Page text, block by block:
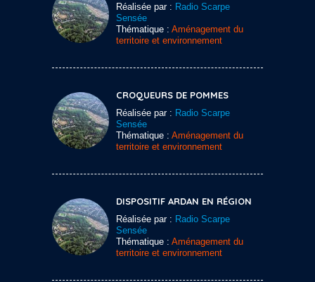
Réalisée par : Radio Scarpe
Sensée
Thématique : Aménagement du
territoire et environnement
CROQUEURS DE POMMES
Réalisée par : Radio Scarpe
Sensée
Thématique : Aménagement du
territoire et environnement
DISPOSITIF ARDAN EN RÉGION
Réalisée par : Radio Scarpe
Sensée
Thématique : Aménagement du
territoire et environnement